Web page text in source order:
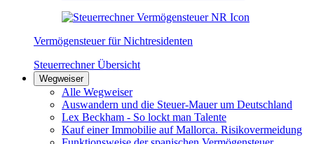
Vermögensteuer für Nichtresidenten
Steuerrechner Übersicht
Wegweiser
Alle Wegweiser
Auswandern und die Steuer-Mauer um Deutschland
Lex Beckham - So lockt man Talente
Kauf einer Immobilie auf Mallorca. Risikovermeidung